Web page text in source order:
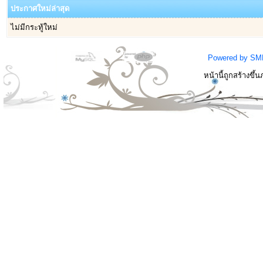
ประกาศใหม่ล่าสุด
ไม่มีกระทู้ใหม่
Powered by
หน้านี้ถูกสร้างขึ้น